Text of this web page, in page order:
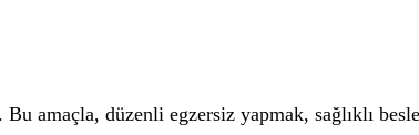
amaçla, düzenli egzersiz yapmak, sağlıklı